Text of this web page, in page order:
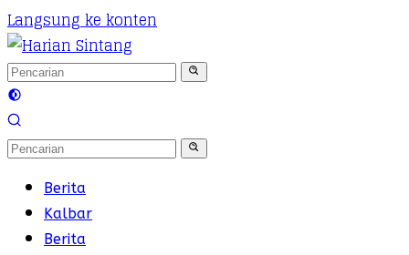
Langsung ke konten
Berita
Kalbar
Berita